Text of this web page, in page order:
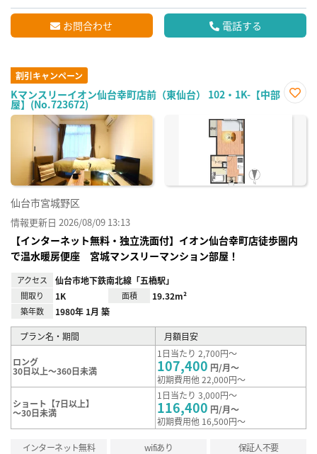
お問合わせ 電話する
割引キャンペーン
Kマンスリーイオン仙台幸町店前（東仙台） 102・1K-【中部
屋】(No.723672)
に入
仙台市宮城野区
情報更新日 2026/08/09 13:13
【インターネット無料・独立洗面付】イオン仙台幸町店徒歩圏内
で温水暖房便座 宮城マンスリーマンション部屋！
アクセス 仙台市地下鉄南北線「五橋駅」
間取り 1K 面積 19.32m²
築年数 1980年 1月 築
プラン名・期間 月額目安
ロング
30日以上～360日未満
1日当たり 2,700円～
107,400 円/月～
初期費用他 22,000円～
ショート【7日以上】
～30日未満
1日当たり 3,000円～
116,400 円/月～
初期費用他 16,500円～
インターネット無料 wifiあり
保証人不要